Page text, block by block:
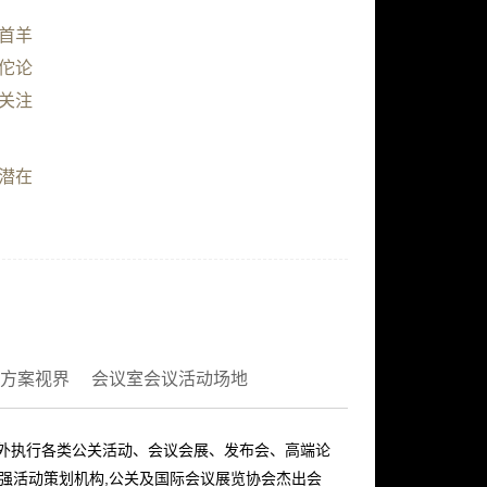
羊
论
注
在
案视界 会议室会议活动场地
执行各类公关活动、会议会展、发布会、高端论
活动策划机构,公关及国际会议展览协会杰出会